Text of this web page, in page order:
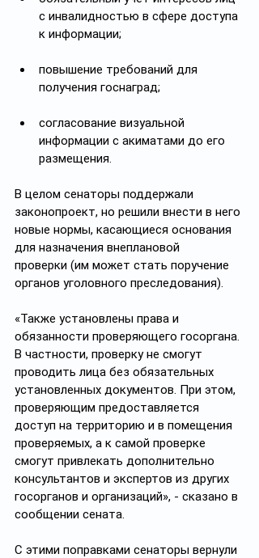
с инвалидностью в сфере доступа
к информации;
повышение требований для
получения госнаград;
согласование визуальной
информации с акиматами до его
размещения.
В целом сенаторы поддержали
законопроект, но решили внести в него
новые нормы, касающиеся основания
для назначения внеплановой
проверки (им может стать поручение
органов уголовного преследования).
«Также установлены права и
обязанности проверяющего госоргана.
В частности, проверку не смогут
проводить лица без обязательных
установленных документов. При этом,
проверяющим предоставляется
доступ на территорию и в помещения
проверяемых, а к самой проверке
смогут привлекать дополнительно
консультантов и экспертов из других
госорганов и организаций», - сказано в
сообщении сената.
С этими поправками сенаторы вернули